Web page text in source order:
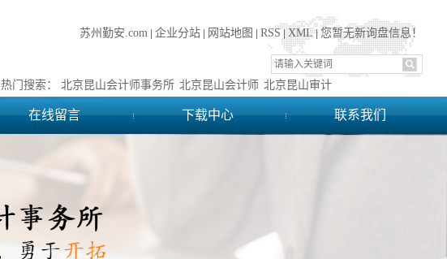
苏州勤安.com 企业分站 网站地图 RSS |XML| 您暂无新询盘信息！
热门搜索： 北京昆山会计师事务所 北京昆山会计师 北京昆山审计
在线留言 下载中心 联系我们